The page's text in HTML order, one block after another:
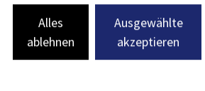
Donnerstag:
-15:00
Freitag:
Alles
ablehnen
Ausgewählte
akzeptieren